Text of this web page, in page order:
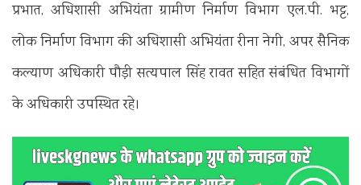
प्रभात, अधिशासी अभियंता ग्रामीण निर्माण विभाग एल.पी. भट्ट,
लोक निर्माण विभाग की अधिशासी अभियंता रीना नेगी, अपर सैनिक
कल्याण अधिकारी पौड़ी सत्यपाल सिंह रावत सहित संबंधित विभागों
के अधिकारी उपस्थित रहे।